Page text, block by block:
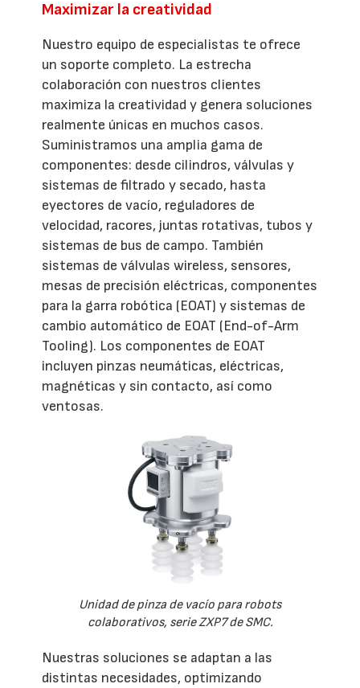
Maximizar la creatividad
Nuestro equipo de especialistas te ofrece
un soporte completo. La estrecha
colaboración con nuestros clientes
maximiza la creatividad y genera soluciones
realmente únicas en muchos casos.
Suministramos una amplia gama de
componentes: desde cilindros, válvulas y
sistemas de filtrado y secado, hasta
eyectores de vacío, reguladores de
velocidad, racores, juntas rotativas, tubos y
sistemas de bus de campo. También
sistemas de válvulas wireless, sensores,
mesas de precisión eléctricas, componentes
para la garra robótica (EOAT) y sistemas de
cambio automático de EOAT (End-of-Arm
Tooling). Los componentes de EOAT
incluyen pinzas neumáticas, eléctricas,
magnéticas y sin contacto, así como
ventosas.
Unidad de pinza de vacío para robots
colaborativos, serie ZXP7 de SMC.
Nuestras soluciones se adaptan a las
distintas necesidades, optimizando